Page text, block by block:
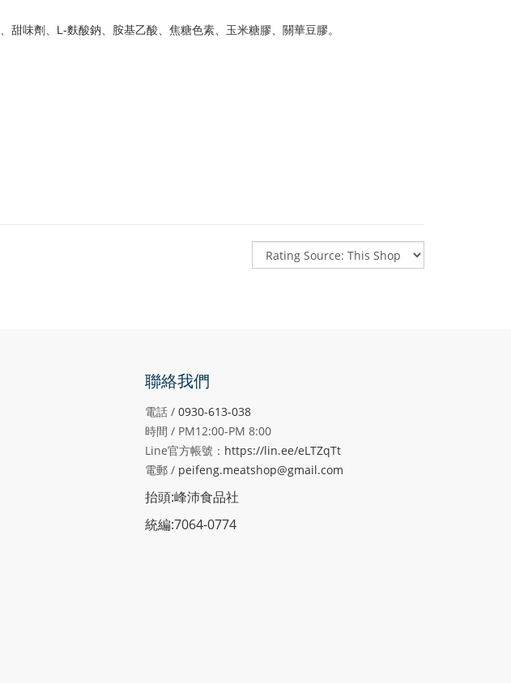
甜味劑 L-麩酸鈉 胺基乙酸 焦糖色素 玉米糖膠 關華豆膠。
聯絡我們
電話 / 0930-613-038
時間 / PM12:00-PM 8:00
Line官方帳號： https://lin.ee/eLTZqTt
電郵 / peifeng.meatshop@gmail.com
抬頭:峰沛食品社
統編:7064-0774